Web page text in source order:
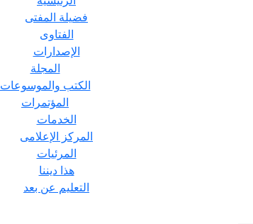
فضيلة المفتى
الفتاوى
الإصدارات
المجلة
الكتب والموسوعات
المؤتمرات
الخدمات
المركز الإعلامى
المرئيات
هذا ديننا
التعليم عن بعد